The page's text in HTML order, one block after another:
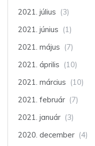
2021. július (3)
2021. június (1)
2021. május (7)
2021. április (10)
2021. március (10)
2021. február (7)
2021. január (3)
2020. december (4)